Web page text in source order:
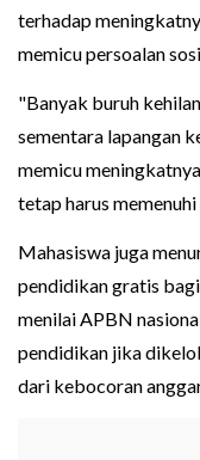
terhadap
memicu persoalan
"Banyak buruh
sementara lapangan
memicu
tetap harus
Mahasiswa juga
pendidikan gratis
menilai APBN
pendidikan jika
dari kebocoran